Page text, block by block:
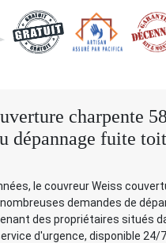
charpente
dépannage fuite
le couvreur Weiss
demandes de
des propriétaires situés
d'urgence, disponible 24/